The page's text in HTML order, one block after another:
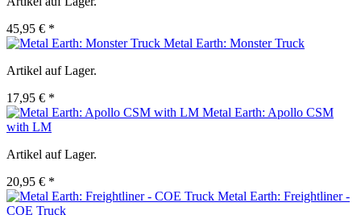
45,95 € *
Metal Earth: Monster Truck
Artikel auf Lager.
17,95 € *
Metal Earth: Apollo CSM
with LM
Artikel auf Lager.
20,95 € *
Metal Earth: Freightliner -
COE Truck